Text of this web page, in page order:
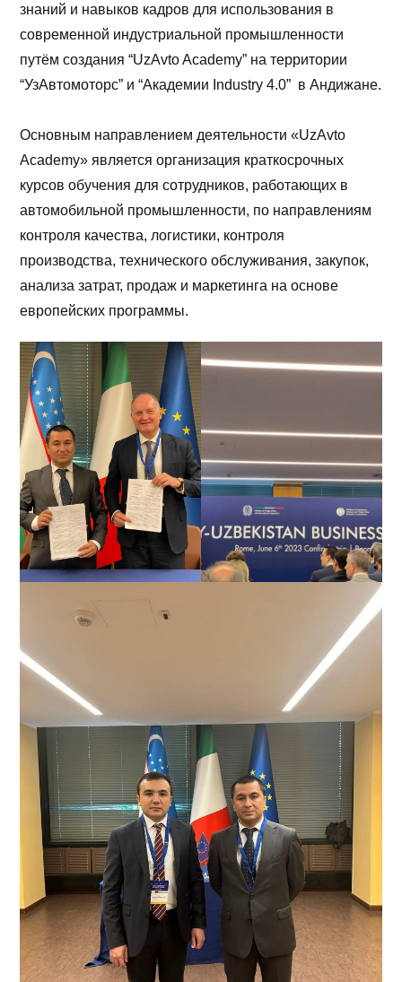
знаний и навыков кадров для использования в
современной индустриальной промышленности
путём создания “UzAvto Academy” на территории
“УзАвтомоторс” и “Академии Industry 4.0” в Андижане.
Основным направлением деятельности «UzAvto
Academy» является организация краткосрочных
курсов обучения для сотрудников, работающих в
автомобильной промышленности, по направлениям
контроля качества, логистики, контроля
производства, технического обслуживания, закупок,
анализа затрат, продаж и маркетинга на основе
европейских программы.